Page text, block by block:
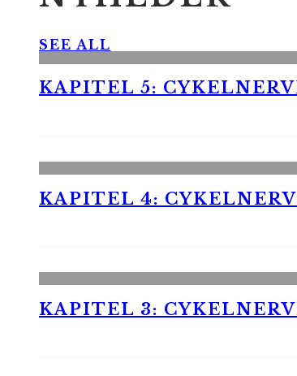
SEE ALL
KAPITEL 5:
KAPITEL 4:
KAPITEL 3: